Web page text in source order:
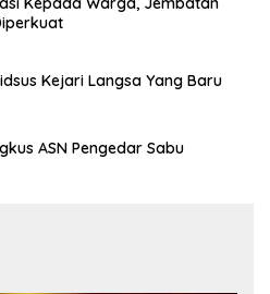
Kejari Langsa Yang Baru
ASN Pengedar Sabu